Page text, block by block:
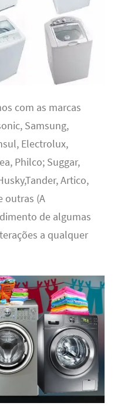
com as marcas
Samsung,
Electrolux,
Philco; Suggar,
Artico,
outras (A
de algumas
a qualquer